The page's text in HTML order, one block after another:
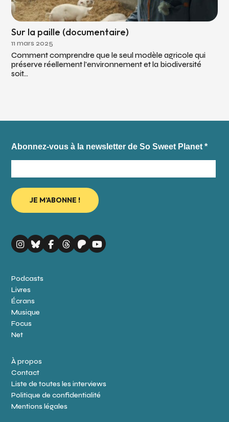
Sur la paille (documentaire)
11 mars 2025
Comment comprendre que le seul modèle agricole qui
préserve réellement l'environnement et la biodiversité
soit...
Abonnez-vous à la newsletter de So Sweet Planet*
Podcasts
Livres
Écrans
Musique
Focus
Net
À propos
Contact
Liste de toutes les interviews
Politique de confidentialité
Mentions légales